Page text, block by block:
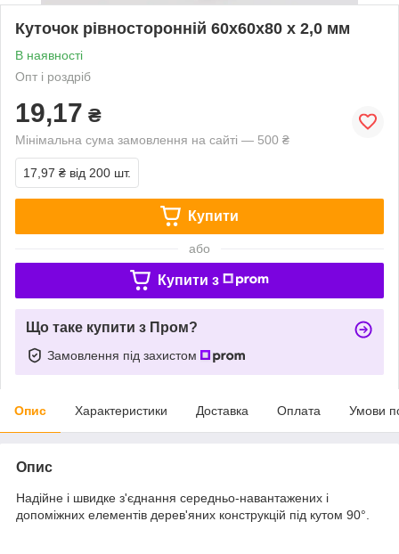
Куточок рівносторонній 60х60х80 х 2,0 мм
В наявності
Опт і роздріб
19,17 ₴
Мінімальна сума замовлення на сайті — 500 ₴
17,97 ₴ від 200 шт.
Купити
або
Купити з
Що таке купити з Пром?
Замовлення під захистом
Опис Характеристики Доставка Оплата Умови
Опис
Надійне і швидке з'єднання середньо-навантажених і
допоміжних елементів дерев'яних конструкцій під кутом 90°.